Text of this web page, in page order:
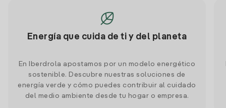
Energía que cuida de ti y del planeta
En Iberdrola apostamos por un modelo energético
sostenible. Descubre nuestras soluciones de
energía verde y cómo puedes contribuir al cuidado
del medio ambiente desde tu hogar o empresa.